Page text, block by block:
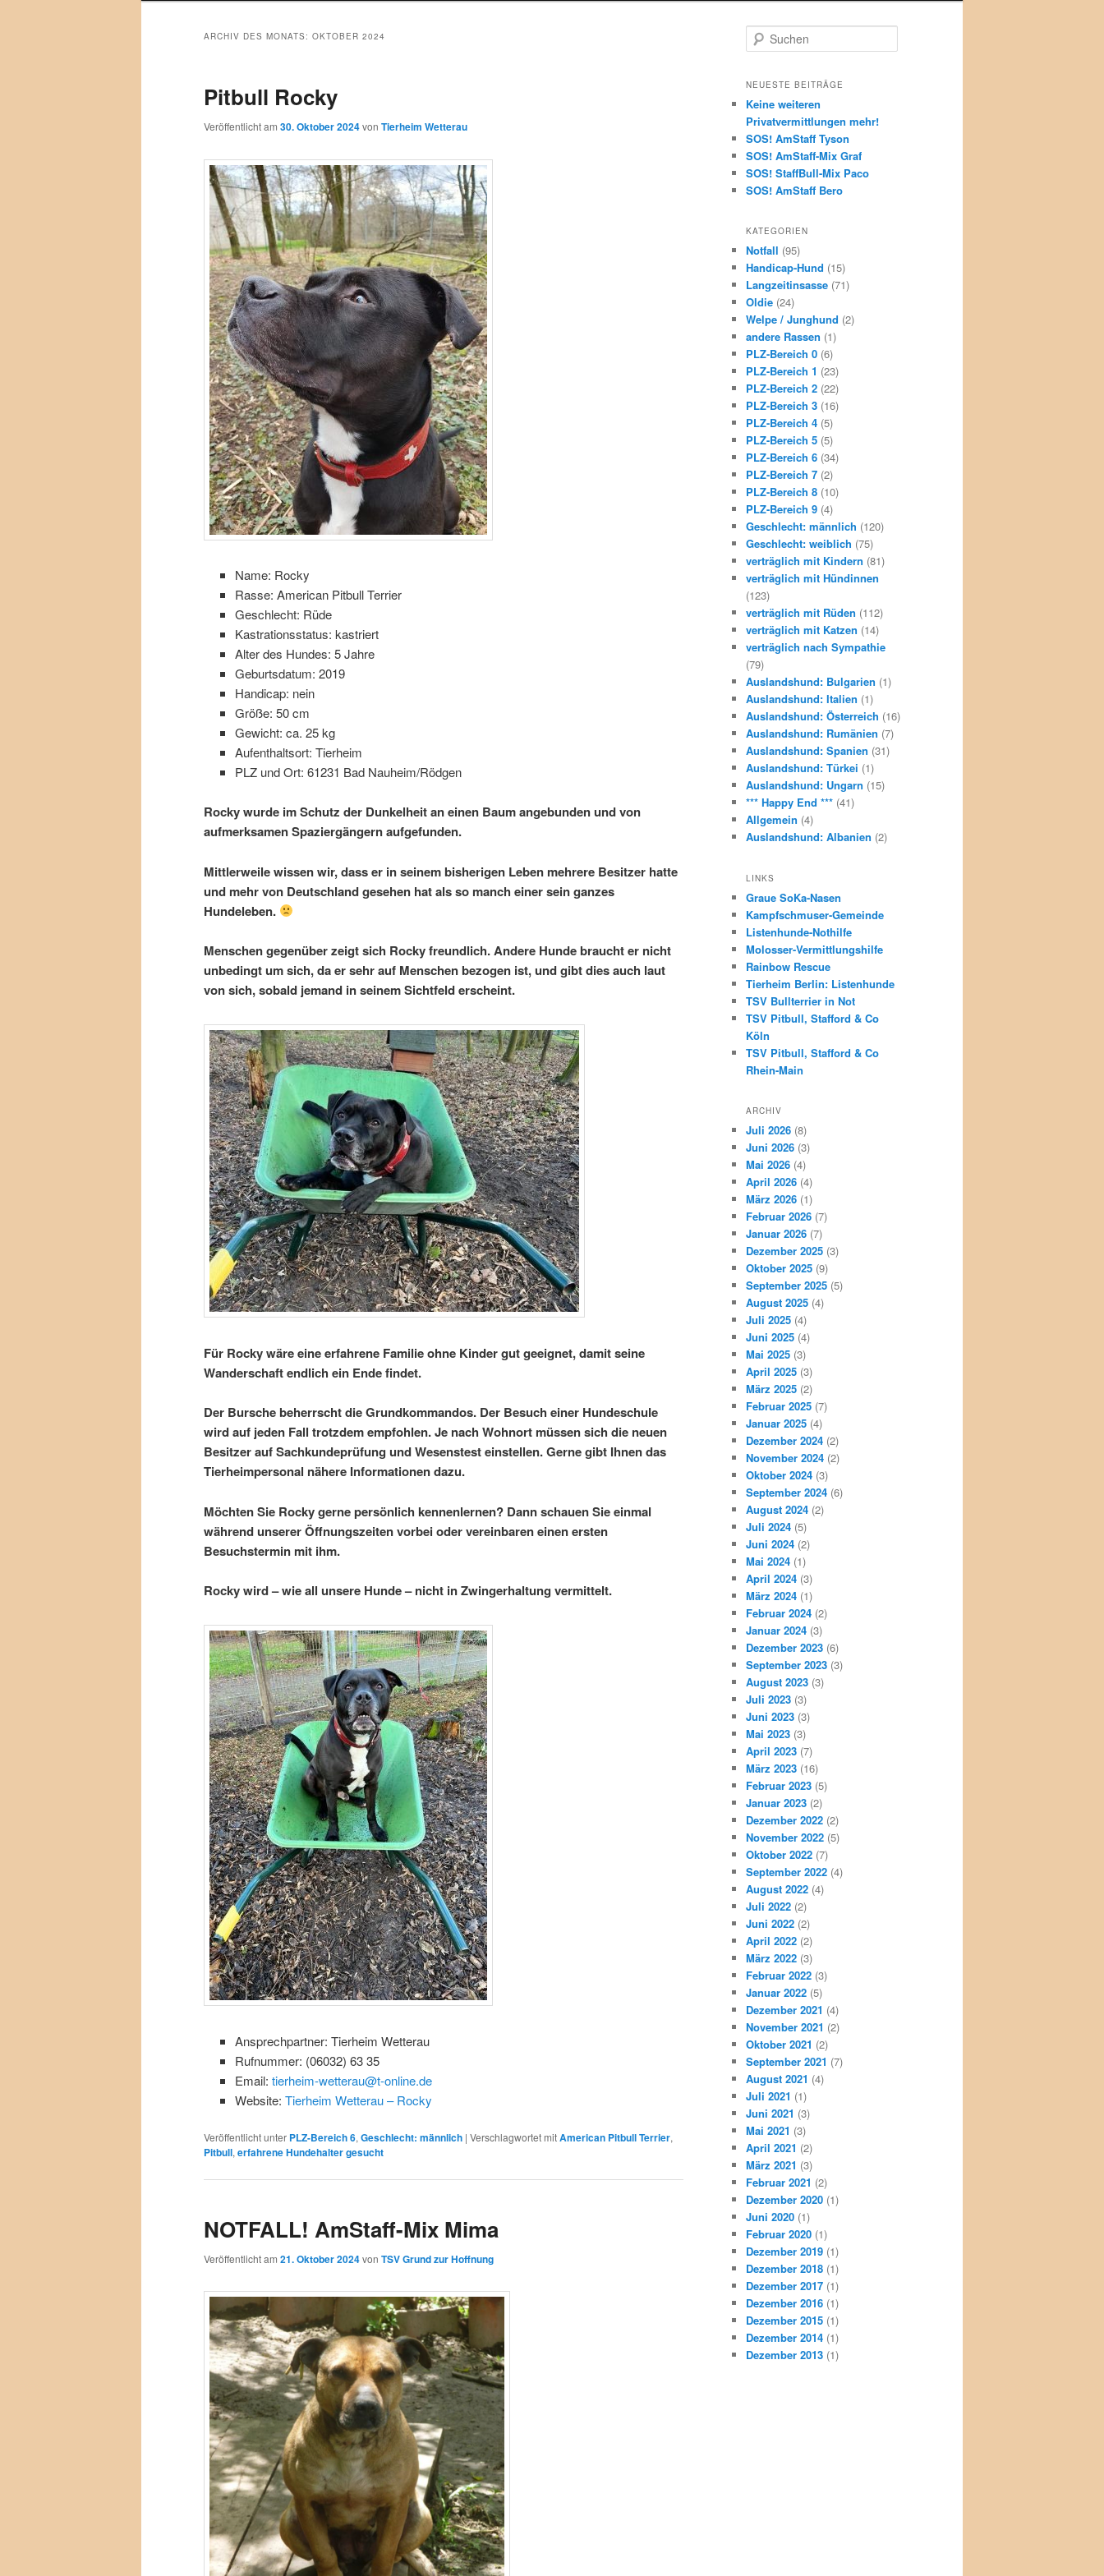
ARCHIV DES MONATS: OKTOBER 2024
Pitbull Rocky
Veröffentlicht am 30. Oktober 2024von Tierheim Wetterau
Name: Rocky
Rasse: American Pitbull Terrier
Geschlecht: Rüde
Kastrationsstatus: kastriert
Alter des Hundes: 5 Jahre
Geburtsdatum: 2019
Handicap: nein
Größe: 50 cm
Gewicht: ca. 25 kg
Aufenthaltsort: Tierheim
PLZ und Ort: 61231 Bad Nauheim/Rödgen
Rocky wurde im Schutz der Dunkelheit an einen Baum angebunden und von
aufmerksamen Spaziergängern aufgefunden.
Mittlerweile wissen wir, dass er in seinem bisherigen Leben mehrere Besitzer hatte
und mehr von Deutschland gesehen hat als so manch einer sein ganzes
Hundeleben.
Menschen gegenüber zeigt sich Rocky freundlich. Andere Hunde braucht er nicht
unbedingt um sich, da er sehr auf Menschen bezogen ist, und gibt dies auch laut
von sich, sobald jemand in seinem Sichtfeld erscheint.
Für Rocky wäre eine erfahrene Familie ohne Kinder gut geeignet, damit seine
Wanderschaft endlich ein Ende findet.
Der Bursche beherrscht die Grundkommandos. Der Besuch einer Hundeschule
wird auf jeden Fall trotzdem empfohlen. Je nach Wohnort müssen sich die neuen
Besitzer auf Sachkundeprüfung und Wesenstest einstellen. Gerne gibt Ihnen das
Tierheimpersonal nähere Informationen dazu.
Möchten Sie Rocky gerne persönlich kennenlernen? Dann schauen Sie einmal
während unserer Öffnungszeiten vorbei oder vereinbaren einen ersten
Besuchstermin mit ihm.
Rocky wird – wie all unsere Hunde – nicht in Zwingerhaltung vermittelt.
Ansprechpartner: Tierheim Wetterau
Rufnummer: (06032) 63 35
Email: tierheim-wetterau@t-online.de
Website: Tierheim Wetterau – Rocky
Veröffentlicht unter PLZ-Bereich 6, Geschlecht: männlich | Verschlagwortet mitAmerican Pitbull Terrier,
Pitbull, erfahrene Hundehalter gesucht
NOTFALL! AmStaff-Mix Mima
Veröffentlicht am 21. Oktober 2024von TSV Grund zur Hoffnung
u
h
n
NEUESTE BEITRÄGE
Keine weiteren
Privatvermittlungen mehr!
SOS! AmStaff Tyson
SOS! AmStaff-Mix Graf
SOS! StaffBull-Mix Paco
SOS! AmStaff Bero
KATEGORIEN
Notfall (95)
Handicap-Hund (15)
Langzeitinsasse (71)
Oldie (24)
Welpe / Junghund (2)
andere Rassen (1)
PLZ-Bereich 0 (6)
PLZ-Bereich 1 (23)
PLZ-Bereich 2 (22)
PLZ-Bereich 3 (16)
PLZ-Bereich 4 (5)
PLZ-Bereich 5 (5)
PLZ-Bereich 6 (34)
PLZ-Bereich 7 (2)
PLZ-Bereich 8 (10)
PLZ-Bereich 9 (4)
Geschlecht: männlich (120)
Geschlecht: weiblich (75)
verträglich mit Kindern (81)
verträglich mit Hündinnen
(123)
verträglich mit Rüden (112)
verträglich mit Katzen (14)
verträglich nach Sympathie
(79)
Auslandshund: Bulgarien (1)
Auslandshund: Italien (1)
Auslandshund: Österreich (16)
Auslandshund: Rumänien (7)
Auslandshund: Spanien (31)
Auslandshund: Türkei (1)
Auslandshund: Ungarn (15)
*** Happy End *** (41)
Allgemein (4)
Auslandshund: Albanien (2)
LINKS
Graue SoKa-Nasen
Kampfschmuser-Gemeinde
Listenhunde-Nothilfe
Molosser-Vermittlungshilfe
Rainbow Rescue
Tierheim Berlin: Listenhunde
TSV Bullterrier in Not
TSV Pitbull, Stafford & Co
Köln
TSV Pitbull, Stafford & Co
Rhein-Main
ARCHIV
Juli 2026 (8)
Juni 2026 (3)
Mai 2026 (4)
April 2026 (4)
März 2026 (1)
Februar 2026 (7)
Januar 2026 (7)
Dezember 2025 (3)
Oktober 2025 (9)
September 2025 (5)
August 2025 (4)
Juli 2025 (4)
Juni 2025 (4)
Mai 2025 (3)
April 2025 (3)
März 2025 (2)
Februar 2025 (7)
Januar 2025 (4)
Dezember 2024 (2)
November 2024 (2)
Oktober 2024 (3)
September 2024 (6)
August 2024 (2)
Juli 2024 (5)
Juni 2024 (2)
Mai 2024 (1)
April 2024 (3)
März 2024 (1)
Februar 2024 (2)
Januar 2024 (3)
Dezember 2023 (6)
September 2023 (3)
August 2023 (3)
Juli 2023 (3)
Juni 2023 (3)
Mai 2023 (3)
April 2023 (7)
März 2023 (16)
Februar 2023 (5)
Januar 2023 (2)
Dezember 2022 (2)
November 2022 (5)
Oktober 2022 (7)
September 2022 (4)
August 2022 (4)
Juli 2022 (2)
Juni 2022 (2)
April 2022 (2)
März 2022 (3)
Februar 2022 (3)
Januar 2022 (5)
Dezember 2021 (4)
November 2021 (2)
Oktober 2021 (2)
September 2021 (7)
August 2021 (4)
Juli 2021 (1)
Juni 2021 (3)
Mai 2021 (3)
April 2021 (2)
März 2021 (3)
Februar 2021 (2)
Dezember 2020 (1)
Juni 2020 (1)
Februar 2020 (1)
Dezember 2019 (1)
Dezember 2018 (1)
Dezember 2017 (1)
Dezember 2016 (1)
Dezember 2015 (1)
Dezember 2014 (1)
Dezember 2013 (1)